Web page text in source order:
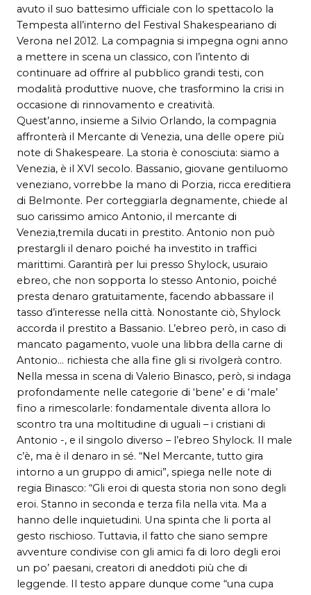
avuto il suo battesimo ufficiale con lo spettacolo la
Tempesta all’interno del Festival Shakespeariano di
Verona nel 2012. La compagnia si impegna ogni anno
a mettere in scena un classico, con l’intento di
continuare ad offrire al pubblico grandi testi, con
modalità produttive nuove, che trasformino la crisi in
occasione di rinnovamento e creatività.
Quest’anno, insieme a Silvio Orlando, la compagnia
affronterà il Mercante di Venezia, una delle opere più
note di Shakespeare. La storia è conosciuta: siamo a
Venezia, è il XVI secolo. Bassanio, giovane gentiluomo
veneziano, vorrebbe la mano di Porzia, ricca ereditiera
di Belmonte. Per corteggiarla degnamente, chiede al
suo carissimo amico Antonio, il mercante di
Venezia,tremila ducati in prestito. Antonio non può
prestargli il denaro poiché ha investito in traffici
marittimi. Garantirà per lui presso Shylock, usuraio
ebreo, che non sopporta lo stesso Antonio, poiché
presta denaro gratuitamente, facendo abbassare il
tasso d’interesse nella città. Nonostante ciò, Shylock
accorda il prestito a Bassanio. L’ebreo però, in caso di
mancato pagamento, vuole una libbra della carne di
Antonio… richiesta che alla fine gli si rivolgerà contro.
Nella messa in scena di Valerio Binasco, però, si indaga
profondamente nelle categorie di ‘bene’ e di ‘male’
fino a rimescolarle: fondamentale diventa allora lo
scontro tra una moltitudine di uguali – i cristiani di
Antonio -, e il singolo diverso – l’ebreo Shylock. Il male
c’è, ma è il denaro in sé. “Nel Mercante, tutto gira
intorno a un gruppo di amici”, spiega nelle note di
regia Binasco: “Gli eroi di questa storia non sono degli
eroi. Stanno in seconda e terza fila nella vita. Ma a
hanno delle inquietudini. Una spinta che li porta al
gesto rischioso. Tuttavia, il fatto che siano sempre
avventure condivise con gli amici fa di loro degli eroi
un po’ paesani, creatori di aneddoti più che di
leggende. Il testo appare dunque come “una cupa